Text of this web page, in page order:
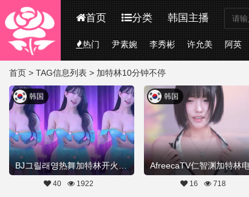
首页 分类 韩国主播
热门 尹素婉 李秀彬 许允美 阿英
首页 > TAG信息列表 > 加特林10分钟不停
BJ그릴래영热舞加特林开火车20260522Hot Dance
韩国
40 1922
韩国
16 718